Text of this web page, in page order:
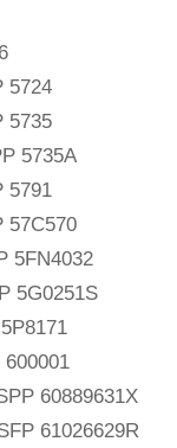
5724
5735
5735A
5791
57C570
5FN4032
5G0251S
60889631X
61026629R